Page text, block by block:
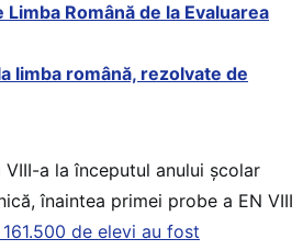
Română de la Evaluarea
limba română, rezolvate de
a la începutul anului școlar
înaintea primei probe a EN VIII
de elevi au fost